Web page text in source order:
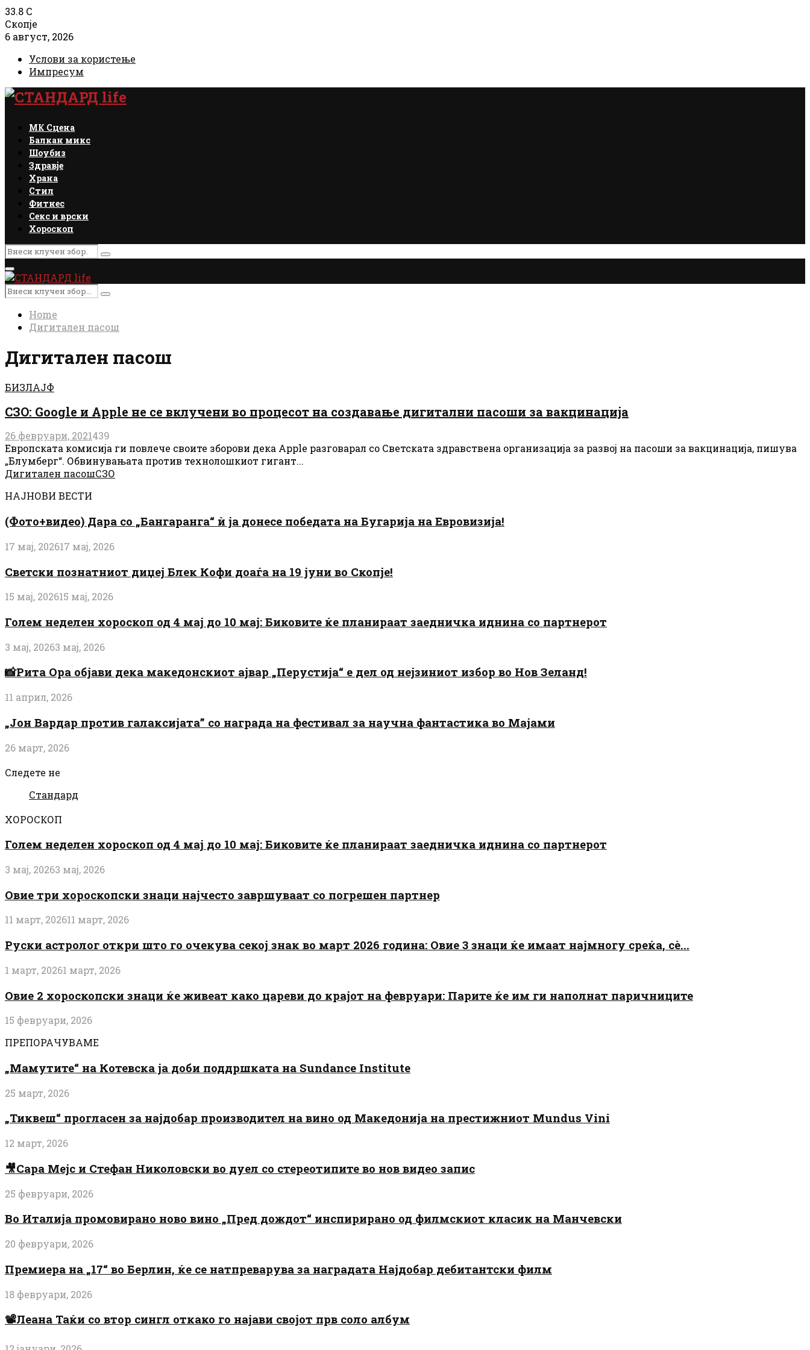
33.8 C
Скопје
6 август, 2026
Услови за користење
Импресум
Facebook
Instagram
Email
Rss
МК Сцена
Балкан микс
Шоубиз
Здравје
Храна
Стил
Фитнес
Секс и врски
Хороскоп
Search
for:
Search
Primary
Menu
Search
for:
Search
Home
Дигитален пасош
Дигитален пасош
БИЗЛАЈФ
СЗО: Google и Apple не се вклучени во процесот на создавање дигитални пасоши за вакцинација
26 февруари, 2021439
Европската комисија ги повлече своите зборови дека Apple разговарал со Светската здравствена организација за развој на пасоши за вакцинација, пишува
„Блумберг“. Обвинувањата против технолошкиот гигант...
Дигитален пасошСЗО
НАЈНОВИ ВЕСТИ
(Фото+видео) Дара со „Бангаранга“ ѝ ја донесе победата на Бугарија на Евровизија!
17 мај, 202617 мај, 2026
Светски познатниот диџеј Блек Кофи доаѓа на 19 јуни во Скопје!
15 мај, 202615 мај, 2026
Голем неделен хороскоп од 4 мај до 10 мај: Биковите ќе планираат заедничка иднина со партнерот
3 мај, 20263 мај, 2026
📸Рита Ора објави дека македонскиот ајвар „Перустија“ е дел од нејзиниот избор во Нов Зеланд!
11 април, 2026
„Јон Вардар против галаксијата” со награда на фестивал за научна фантастика во Мајами
26 март, 2026
Следете не
Стандард
ХОРОСКОП
Голем неделен хороскоп од 4 мај до 10 мај: Биковите ќе планираат заедничка иднина со партнерот
3 мај, 20263 мај, 2026
Овие три хороскопски знаци најчесто завршуваат со погрешен партнер
11 март, 202611 март, 2026
Руски астролог откри што го очекува секој знак во март 2026 година: Овие 3 знаци ќе имаат најмногу среќа, сè...
1 март, 20261 март, 2026
Овие 2 хороскопски знаци ќе живеат како цареви до крајот на февруари: Парите ќе им ги наполнат паричниците
15 февруари, 2026
ПРЕПОРАЧУВАМЕ
„Мамутите“ на Котевска ја доби поддршката на Sundance Institute
25 март, 2026
„Тиквеш“ прогласен за најдобар производител на вино од Македонија на престижниот Mundus Vini
12 март, 2026
🎥Сара Мејс и Стефан Николовски во дуел со стереотипите во нов видео запис
25 февруари, 2026
Во Италија промовирано ново вино „Пред дождот“ инспирирано од филмскиот класик на Манчевски
20 февруари, 2026
Премиера на „17“ во Берлин, ќе се натпреварува за наградата Најдобар дебитантски филм
18 февруари, 2026
📽️Леана Таќи со втор сингл откако го најави својот прв соло албум